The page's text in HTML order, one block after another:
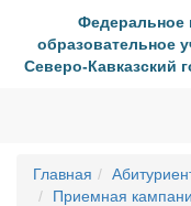
Федеральное
образовательное
Северо-Кавказский
Главная
Приемная